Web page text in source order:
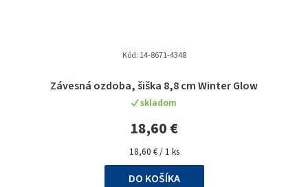
Závesná ozdoba, šiška 8,8 cm Winter Glow
skladom
18,60 €
Jednotková
cena:
18,60 € / 1 ks
DO KOŠÍKA
Kód: 14-8671-4348